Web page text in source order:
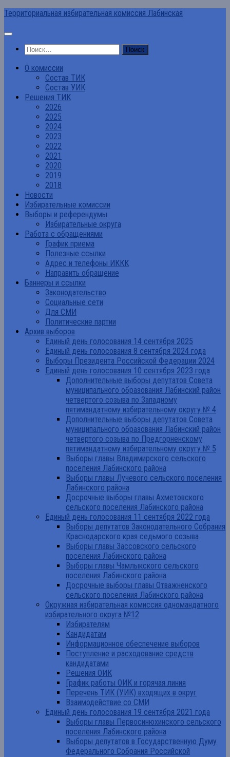
Перейти
содержимому
Территориальная избирательная комиссия Лабинская
Найти:
О комиссии
Состав ТИК
Состав УИК
Решения ТИК
2026
2025
2024
2023
2022
2021
2020
2019
2018
Новости
Избирательные комиссии
Выборы и референдумы
Избирательные округа
Работа с обращениями
График приема
Полезные ссылки
Адрес и телефоны ИККК
Направить обращение
Баннеры и ссылки
Законодательство
Социальные сети
Для СМИ
Политические партии
Архив выборов
Единый день голосования 14 сентября 2025
Единый день голосования 8 сентября 2024 года
Выборы Президента Российской Федерации 2024
Единый день голосования 10 сентября 2023 года
Дополнительные выборы депутатов Совета
муниципального образования Лабинский район
четвертого созыва по Западному
пятимандатному избирательному округу № 4
Дополнительные выборы депутатов Совета
муниципального образования Лабинский район
четвертого созыва по Предгорненскому
пятимандатному избирательному округу № 5
Выборы главы Владимирского сельского
поселения Лабинского района
Выборы главы Лучевого сельского поселения
Лабинского района
Досрочные выборы главы Ахметовского
сельского поселения Лабинского района
Единый день голосования 11 сентября 2022 года
Выборы депутатов Законодательного Собрания
Краснодарского края седьмого созыва
Выборы главы Зассовского сельского
поселения Лабинского района
Выборы главы Чамлыкского сельского
поселения Лабинского района
Досрочные выборы главы Отважненского
сельского поселения Лабинского района
Окружная избирательная комиссия одномандатного
избирательного округа №12
Избирателям
Кандидатам
Информационное обеспечение выборов
Поступление и расходование средств
кандидатами
Решения ОИК
График работы ОИК и горячая линия
Перечень ТИК (УИК) входящих в округ
Взаимодействие со СМИ
Единый день голосования 19 сентября 2021 года
Выборы главы Первосинюхинского сельского
поселения Лабинского района
Выборы депутатов в Государственную Думу
Федерального Собрания Российской